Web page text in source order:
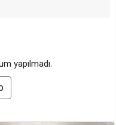
yapılmadı.